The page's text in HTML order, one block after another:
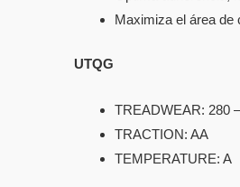
Maximiza el área de
UTQG
TREADWEAR: 280
TRACTION: AA
TEMPERATURE: A